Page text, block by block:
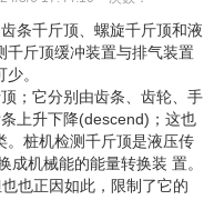
条千斤顶、螺旋千斤顶和液
千斤顶缓冲装置与排气装置
。
；它分别由齿条、齿轮、手
上升下降(descend)；这也
。桩机检测千斤顶是液压传
机械能的能量转换装 置。
也正因如此，限制了它的